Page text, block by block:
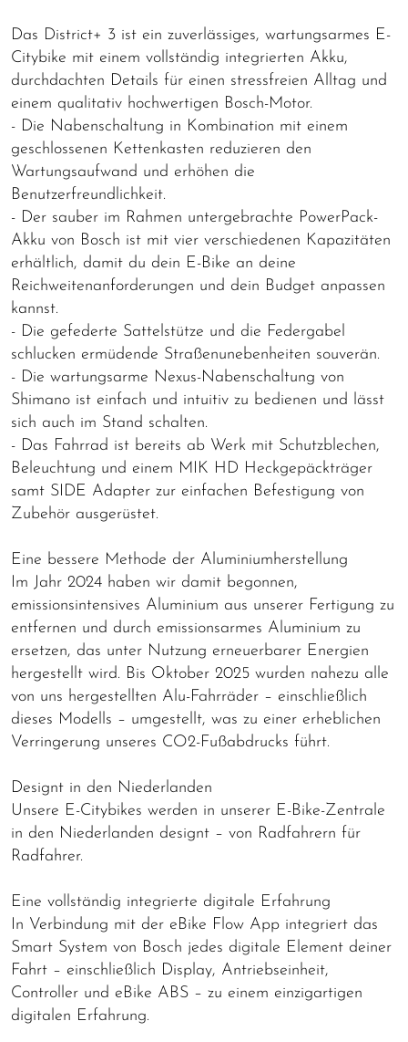
Das District+ 3 ist ein zuverlässiges, wartungsarmes E-
Citybike mit einem vollständig integrierten Akku,
durchdachten Details für einen stressfreien Alltag und
einem qualitativ hochwertigen Bosch-Motor.
- Die Nabenschaltung in Kombination mit einem
geschlossenen Kettenkasten reduzieren den
Wartungsaufwand und erhöhen die
Benutzerfreundlichkeit.
- Der sauber im Rahmen untergebrachte PowerPack-
Akku von Bosch ist mit vier verschiedenen Kapazitäten
erhältlich, damit du dein E-Bike an deine
Reichweitenanforderungen und dein Budget anpassen
kannst.
- Die gefederte Sattelstütze und die Federgabel
schlucken ermüdende Straßenunebenheiten souverän.
- Die wartungsarme Nexus-Nabenschaltung von
Shimano ist einfach und intuitiv zu bedienen und lässt
sich auch im Stand schalten.
- Das Fahrrad ist bereits ab Werk mit Schutzblechen,
Beleuchtung und einem MIK HD Heckgepäckträger
samt SIDE Adapter zur einfachen Befestigung von
Zubehör ausgerüstet.
Eine bessere Methode der Aluminiumherstellung
Im Jahr 2024 haben wir damit begonnen,
emissionsintensives Aluminium aus unserer Fertigung zu
entfernen und durch emissionsarmes Aluminium zu
ersetzen, das unter Nutzung erneuerbarer Energien
hergestellt wird. Bis Oktober 2025 wurden nahezu alle
von uns hergestellten Alu-Fahrräder – einschließlich
dieses Modells – umgestellt, was zu einer erheblichen
Verringerung unseres CO2-Fußabdrucks führt.
Designt in den Niederlanden
Unsere E-Citybikes werden in unserer E-Bike-Zentrale
in den Niederlanden designt – von Radfahrern für
Radfahrer.
Eine vollständig integrierte digitale Erfahrung
In Verbindung mit der eBike Flow App integriert das
Smart System von Bosch jedes digitale Element deiner
Fahrt – einschließlich Display, Antriebseinheit,
Controller und eBike ABS – zu einem einzigartigen
digitalen Erfahrung.